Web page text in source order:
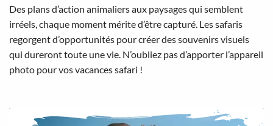
Des plans d’action animaliers aux paysages qui semblent
irréels, chaque moment mérite d’être capturé. Les safaris
regorgent d’opportunités pour créer des souvenirs visuels
qui dureront toute une vie. N’oubliez pas d’apporter l’appareil
photo pour vos vacances safari !